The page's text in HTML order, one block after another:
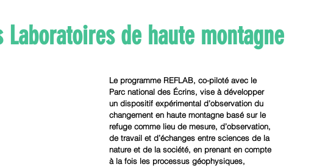
Laboratoires de haute montagne
Le programme REFLAB, co-piloté avec le
Parc national des Écrins, vise à développer
un dispositif expérimental d’observation du
changement en haute montagne basé sur le
refuge comme lieu de mesure, d’observation,
de travail et d’échanges entre sciences de la
nature et de la société, en prenant en compte
à la fois les processus géophysiques,